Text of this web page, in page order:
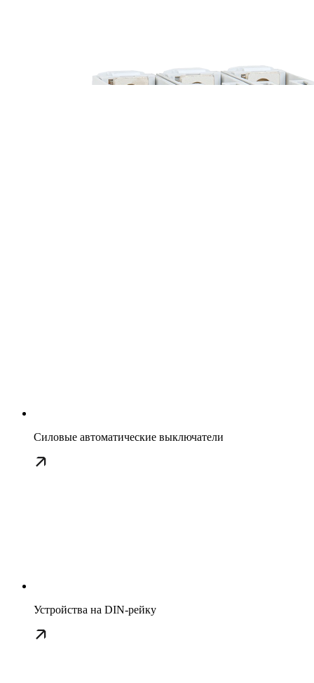
Силовые автоматические выключатели
Устройства на DIN-рейку